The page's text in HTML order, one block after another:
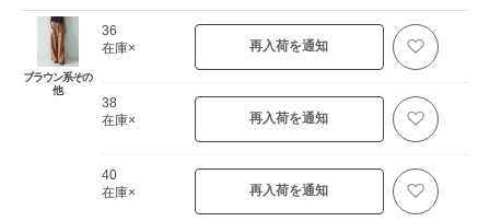
ブラウン系その
他
36
在庫×
再入荷を通知
38
在庫×
再入荷を通知
40
在庫×
再入荷を通知